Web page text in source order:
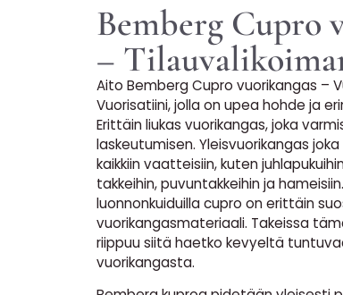
Bemberg Cupro
–
Aito Bemberg Cupro vuorikangas –
Vuorisatiini, jolla on upea hohde ja
Erittäin liukas vuorikangas, joka
laskeutumisen. Yleisvuorikangas
kaikkiin vaatteisiin, kuten
takkeihin, puvuntakkeihin ja
luonnonkuiduilla cupro on erittäin
vuorikangasmateriaali. Takeissa
riippuu siitä haetko kevyeltä
vuorikangasta.